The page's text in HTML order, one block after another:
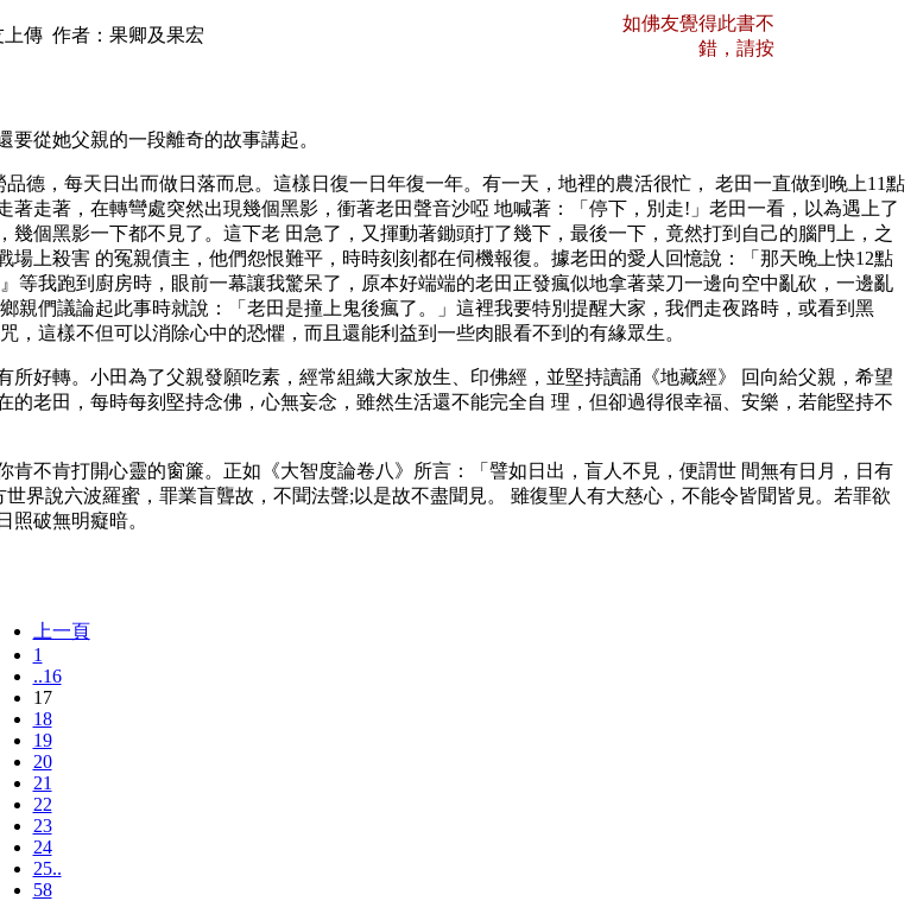
上傳 作者：果卿及果宏
如佛友覺得此書不
錯，請按
從她父親的一段離奇的故事講起。
，每天日出而做日落而息。這樣日復一日年復一年。有一天，地裡的農活很忙， 老田一直做到晚上11點
走著，在轉彎處突然出現幾個黑影，衝著老田聲音沙啞 地喊著：「停下，別走!」老田一看，以為遇上了
個黑影一下都不見了。這下老 田急了，又揮動著鋤頭打了幾下，最後一下，竟然打到自己的腦門上，之
上殺害 的冤親債主，他們怨恨難平，時時刻刻都在伺機報復。據老田的愛人回憶說：「那天晚上快12點
我跑到廚房時，眼前一幕讓我驚呆了，原本好端端的老田正發瘋似地拿著菜刀一邊向空中亂砍，一邊亂
們議論起此事時就說：「老田是撞上鬼後瘋了。」這裡我要特別提醒大家，我們走夜路時，或看到黑
這樣不但可以消除心中的恐懼，而且還能利益到一些肉眼看不到的有緣眾生。
轉。小田為了父親發願吃素，經常組織大家放生、印佛經，並堅持讀誦《地藏經》 回向給父親，希望
老田，每時每刻堅持念佛，心無妄念，雖然生活還不能完全自 理，但卻過得很幸福、安樂，若能堅持不
肯打開心靈的窗簾。正如《大智度論卷八》所言：「譬如日出，盲人不見，便謂世 間無有日月，日有
界說六波羅蜜，罪業盲聾故，不聞法聲;以是故不盡聞見。 雖復聖人有大慈心，不能令皆聞皆見。若罪欲
破無明癡暗。
上一頁
1
..16
17
18
19
20
21
22
23
24
25..
58